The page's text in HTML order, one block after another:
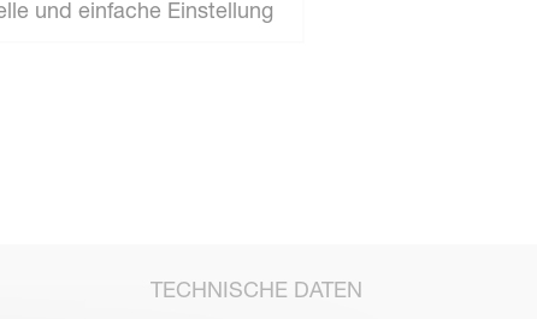
und einfache Einstellung
TECHNISCHE DATEN